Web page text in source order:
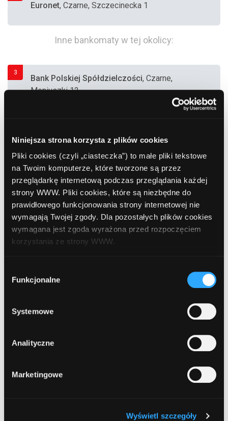
Niniejsza strona korzysta z plików cookies
Pliki cookies (czyli „ciasteczka”) to małe pliki tekstowe
na Twoim komputerze, które tworzone są przez
przeglądarkę internetową podczas przeglądania każdej
strony WWW. Pliki cookies, które są niezbędne do
prawidłowego funkcjonowania strony internetowej nie
wymagają Twojej zgody. Dla pozostałych plików cookies
wymagana jest zgoda wyrażona przed rozpoczęciem
korzystania ze strony WWW.
formy korzystania z plików cookies. Więcej:
Polityka
zgody
Funkcjonalne
Systemowe
Analityczne
Marketingowe
Wyświetl szczegóły
Euronet, Czarne, Szczecinecka 1
Inne bankomaty w tej okolicy:
3
Bank Polskiej Spółdzielczości, Czarne,
Moniuszki 12
budynku, od strony parkingu)